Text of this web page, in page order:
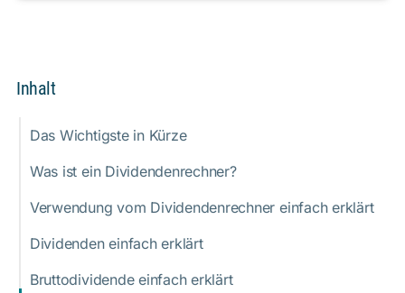
Inhalt
Das Wichtigste in Kürze
Was ist ein Dividendenrechner?
Verwendung vom Dividendenrechner einfach erklärt
Dividenden einfach erklärt
Bruttodividende einfach erklärt